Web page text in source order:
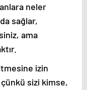
neler
sağlar,
ama
izin
sizi kimse,